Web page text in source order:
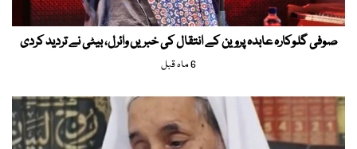
صوفی گلوکارہ عابدہ پروین کے انتقال کی خبریں وائرل، بیٹی نے تردید کردی
6 ماہ قبل